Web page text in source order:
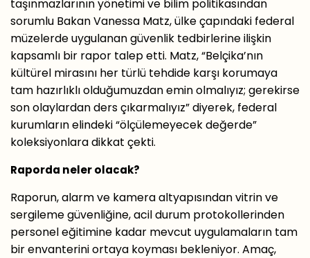
taşınmazlarının yönetimi ve bilim politikasından
sorumlu Bakan Vanessa Matz, ülke çapındaki federal
müzelerde uygulanan güvenlik tedbirlerine ilişkin
kapsamlı bir rapor talep etti. Matz, “Belçika’nın
kültürel mirasını her türlü tehdide karşı korumaya
tam hazırlıklı olduğumuzdan emin olmalıyız; gerekirse
son olaylardan ders çıkarmalıyız” diyerek, federal
kurumların elindeki “ölçülemeyecek değerde”
koleksiyonlara dikkat çekti.
Raporda neler olacak?
Raporun, alarm ve kamera altyapısından vitrin ve
sergileme güvenliğine, acil durum protokollerinden
personel eğitimine kadar mevcut uygulamaların tam
bir envanterini ortaya koyması bekleniyor. Amaç,